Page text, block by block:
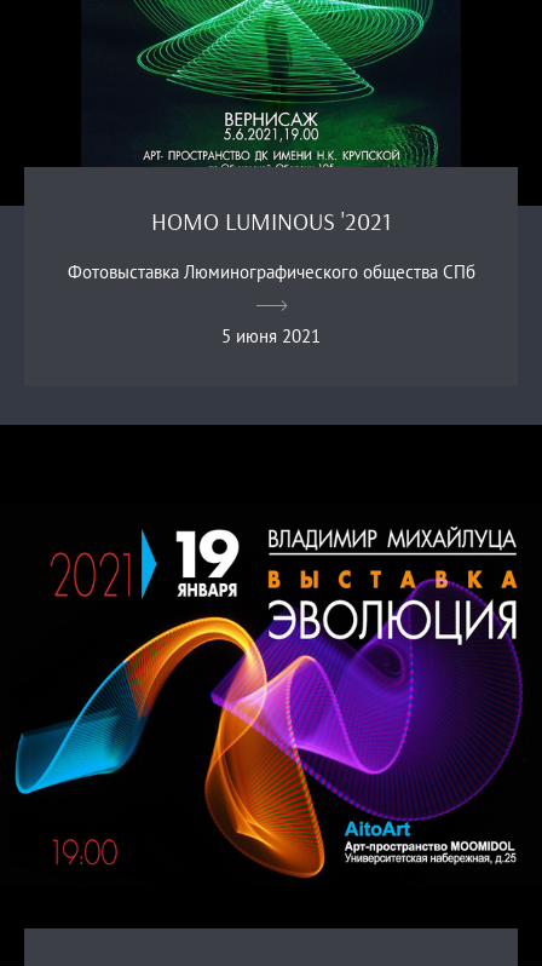
HOMO LUMINOUS '2021
Фотовыставка Люминографического общества СПб
5 июня 2021